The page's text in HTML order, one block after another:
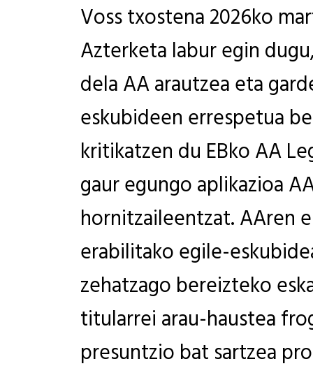
Voss txostena 2026ko
Azterketa labur egin
dela AA arautzea eta
eskubideen errespetua
kritikatzen du EBko AA
gaur egungo aplikazioa
hornitzaileentzat. AAren
erabilitako egile-
zehatzago bereizteko
titularrei arau-haustea
presuntzio bat sartzea